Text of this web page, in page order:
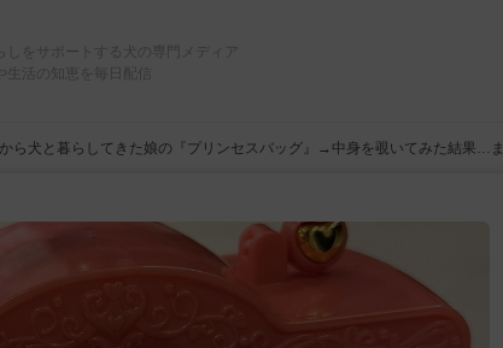
をサポートする犬の専門メディア
活の知恵を毎日配信
ら犬と暮らしてきた娘の『プリンセスバッグ』→中身を覗いてみた結果…